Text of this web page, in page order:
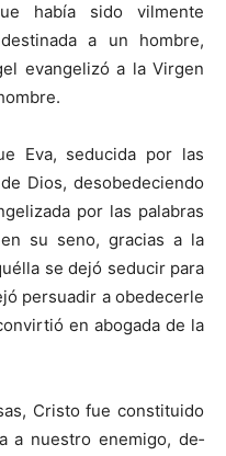
había sido vilmente
a un hombre,
evangelizó a la Virgen
Eva, seducida por las
Dios, desobedeciendo
por las palabras
su seno, gracias a la
se dejó seducir para
persuadir a obedecerle
en abogada de la
Cristo fue constitui­do
a nuestro enemigo, de­